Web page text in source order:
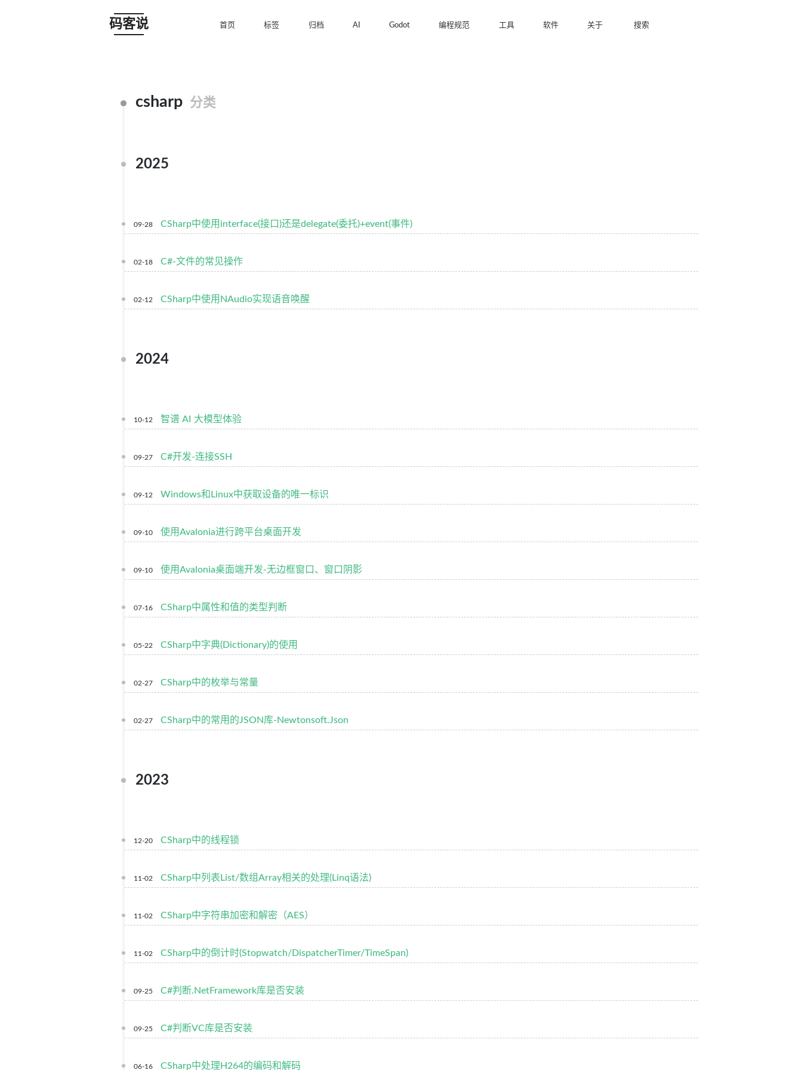
码客说 首页 标签 归档 AI Godot 编程规范 工具 软件 关于 搜索
csharp 分类
2025
09-28 CSharp中使用interface(接口)还是delegate(委托)+event(事件)
02-18 C#-文件的常见操作
02-12 CSharp中使用NAudio实现语音唤醒
2024
10-12 智谱 AI 大模型体验
09-27 C#开发-连接SSH
09-12 Windows和Linux中获取设备的唯一标识
09-10 使用Avalonia进行跨平台桌面开发
09-10 使用Avalonia桌面端开发-无边框窗口、窗口阴影
07-16 CSharp中属性和值的类型判断
05-22 CSharp中字典(Dictionary)的使用
02-27 CSharp中的枚举与常量
02-27 CSharp中的常用的JSON库-Newtonsoft.Json
2023
12-20 CSharp中的线程锁
11-02 CSharp中列表List/数组Array相关的处理(Linq语法)
11-02 CSharp中字符串加密和解密（AES）
11-02 CSharp中的倒计时(Stopwatch/DispatcherTimer/TimeSpan)
09-25 C#判断.NetFramework库是否安装
09-25 C#判断VC库是否安装
06-16 CSharp中处理H264的编码和解码